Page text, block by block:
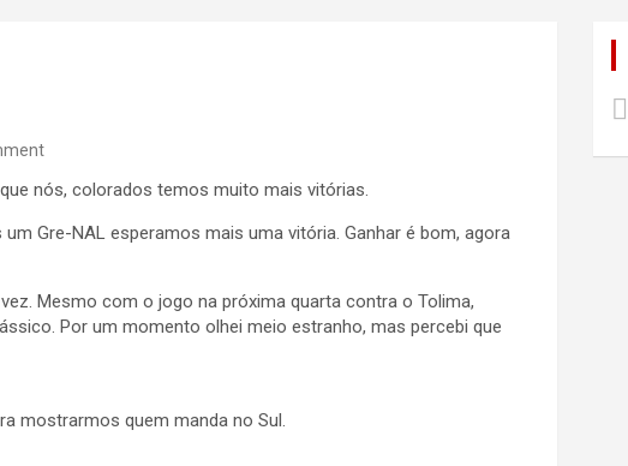
nós, colorados temos muito mais vitórias.
Gre-NAL esperamos mais uma vitória. Ganhar é bom, agora
Mesmo com o jogo na próxima quarta contra o Tolima,
Por um momento olhei meio estranho, mas percebi que
mostrarmos quem manda no Sul.